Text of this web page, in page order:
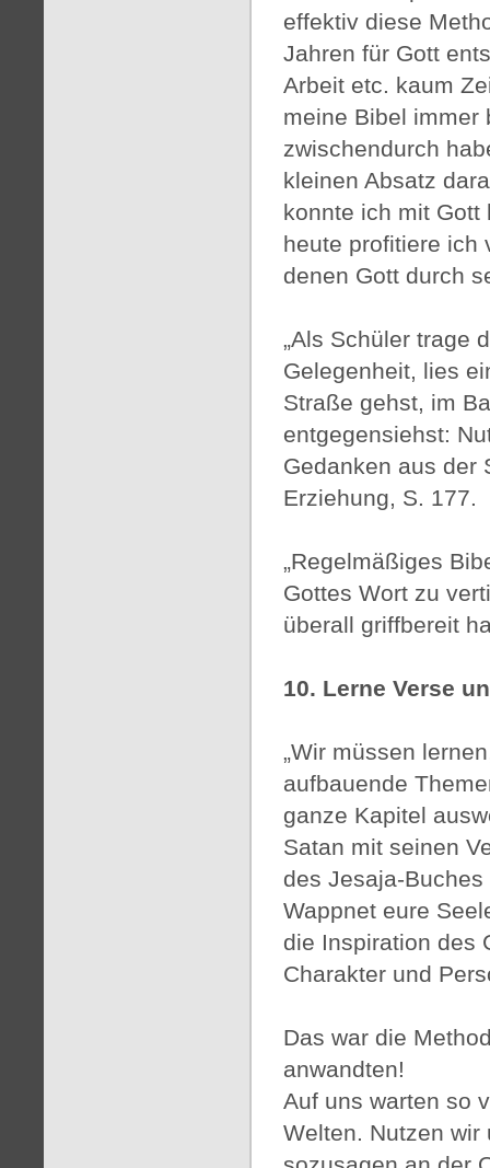
effektiv diese
Jahren für Gott
Arbeit etc. kaum
meine Bibel immer
zwischendurch
kleinen Absatz
konnte ich mit
heute profitiere ich
denen Gott durch
„Als Schüler trage
Gelegenheit, lies
Straße gehst, im
entgegensiehst:
Gedanken aus der
Erziehung, S. 177.
„Regelmäßiges
Gottes Wort zu
überall griffbereit
10. Lerne Verse
„Wir müssen
aufbauende
ganze Kapitel
Satan mit seinen
des Jesaja-
Wappnet eure
die Inspiration des
Charakter und
Das war die
anwandten!
Auf uns warten so
Welten. Nutzen wir